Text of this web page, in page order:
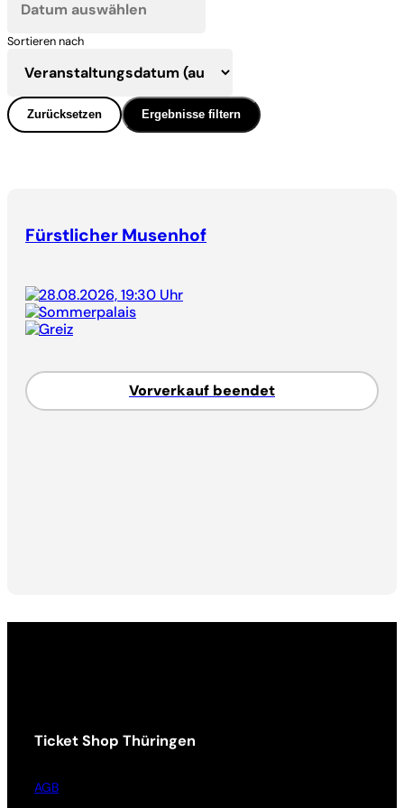
Sortieren nach
Zurücksetzen Ergebnisse filtern
Fürstlicher Musenhof
28.08.2026, 19:30 Uhr
Sommerpalais
Greiz
Vorverkauf beendet
Ticket Shop Thüringen
AGB